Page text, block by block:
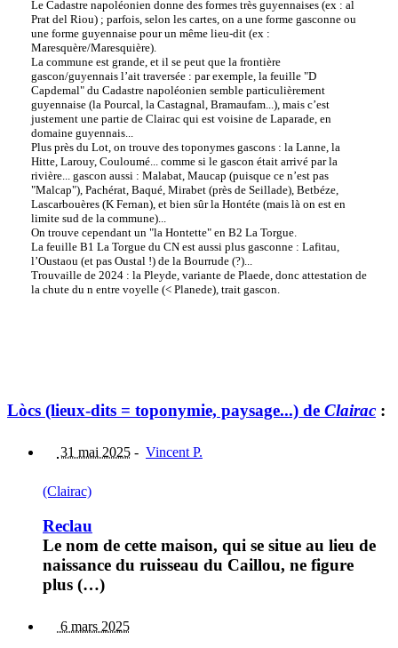
Le Cadastre napoléonien donne des formes très guyennaises (ex : al
Prat del Riou) ; parfois, selon les cartes, on a une forme gasconne ou
une forme guyennaise pour un même lieu-dit (ex :
Maresquère/Maresquière).
La commune est grande, et il se peut que la frontière
gascon/guyennais l’ait traversée : par exemple, la feuille "D
Capdemal" du Cadastre napoléonien semble particulièrement
guyennaise (la Pourcal, la Castagnal, Bramaufam...), mais c’est
justement une partie de Clairac qui est voisine de Laparade, en
domaine guyennais...
Plus près du Lot, on trouve des toponymes gascons : la Lanne, la
Hitte, Larouy, Couloumé... comme si le gascon était arrivé par la
rivière... gascon aussi : Malabat, Maucap (puisque ce n’est pas
"Malcap"), Pachérat, Baqué, Mirabet (près de Seillade), Betbéze,
Lascarbouères (K Fernan), et bien sûr la Hontéte (mais là on est en
limite sud de la commune)...
On trouve cependant un "la Hontette" en B2 La Torgue.
La feuille B1 La Torgue du CN est aussi plus gasconne : Lafitau,
l’Oustaou (et pas Oustal !) de la Bourrude (?)...
Trouvaille de 2024 : la Pleyde, variante de Plaede, donc attestation de
la chute du n entre voyelle (< Planede), trait gascon.
Lòcs (lieux-dits = toponymie, paysage...) de Clairac :
31 mai 2025 - Vincent P.
(Clairac)
Reclau
Le nom de cette maison, qui se situe au lieu de
naissance du ruisseau du Caillou, ne figure
plus (…)
6 mars 2025